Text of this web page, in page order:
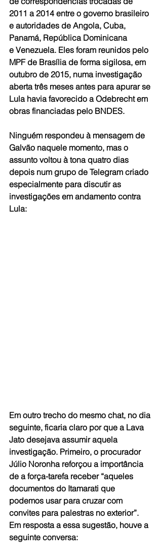
2011 a 2014 entre o governo brasileiro
e autoridades de Angola, Cuba,
Panamá, República Dominicana
e Venezuela. Eles foram reunidos pelo
MPF de Brasília de forma sigilosa, em
outubro de 2015, numa investigação
aberta três meses antes para apurar se
Lula havia favorecido a Odebrecht em
obras financiadas pelo BNDES.
Ninguém respondeu à mensagem de
Galvão naquele momento, mas o
assunto voltou à tona quatro dias
depois num grupo de Telegram criado
especialmente para discutir as
investigações em andamento contra
Lula:
Em outro trecho do mesmo chat, no dia
seguinte, ficaria claro por que a Lava
Jato desejava assumir aquela
investigação. Primeiro, o procurador
Júlio Noronha reforçou a importância
de a força-tarefa receber “aqueles
documentos do Itamarati que
podemos usar para cruzar com
convites para palestras no exterior”.
Em resposta a essa sugestão, houve a
seguinte conversa: